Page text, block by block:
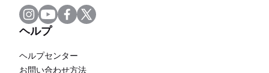
ヘルプ
ヘルプセンター
お問い合わせ方法